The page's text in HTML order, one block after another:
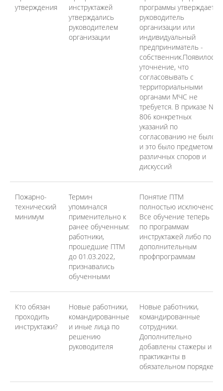
утверждения
инструктажей
утверждались
руководителем
организации
программы утверждает
руководитель
организации или
индивидуальный
предприниматель -
собственник.Появилось
уточнение, что
согласовывать с
территориальными
органами МЧС не
требуется. В приказе №
806 конкретных
указаний по
согласованию не было
и это было предметом
различных споров и
дискуссий
Пожарно-
технический
минимум
Термин
упоминался
применительно к
ранее обученным:
работники,
прошедшие ПТМ
до 01.03.2022,
признавались
обученными
Понятие ПТМ
полностью исключено
Все обучение теперь
по программам
инструктажей либо по
дополнительным
профпрограммам
Кто обязан
проходить
инструктажи?
Новые работники,
командированные
и иные лица по
решению
руководителя
Новые работники,
командированные
сотрудники.
Дополнительно
добавлены стажеры и
практиканты в
обязательном порядке